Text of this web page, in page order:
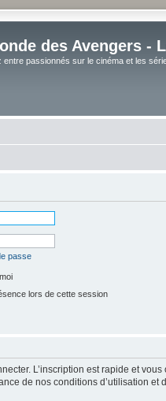
des Avengers -
entre passionnés sur le cinéma et les
passe
lors de cette session
L’inscription est rapide et
de nos conditions d’utilisation